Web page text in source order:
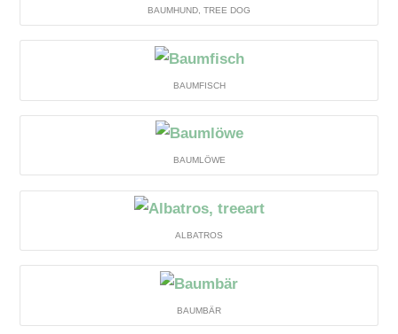
BAUMHUND, TREE DOG
BAUMFISCH
BAUMLÖWE
ALBATROS
BAUMBÄR